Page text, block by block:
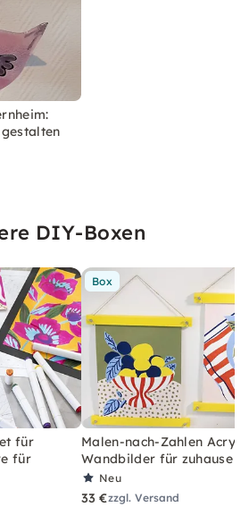
DIY-Boxen
für
für
Box
Malen-nach-Zahlen Acryl-
Wandbilder für zuhause
Neu
33 €zzgl. Versand